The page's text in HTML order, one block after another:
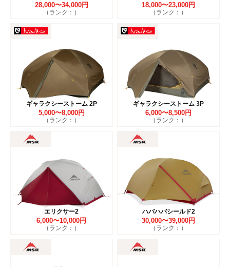
28,000〜34,000円
（ランク：）
18,000〜23,000円
（ランク：）
ギャラクシーストーム 2P
5,000〜8,000円
（ランク：）
ギャラクシーストーム 3P
6,000〜8,500円
（ランク：）
エリクサー2
6,000〜10,000円
（ランク：）
ハバハバシールド2
30,000〜39,000円
（ランク：）